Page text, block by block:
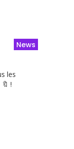
News
les
!